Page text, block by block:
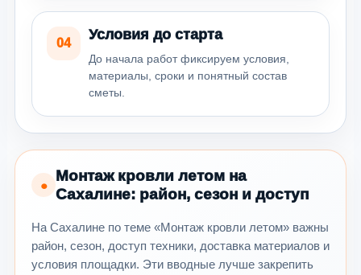
04
Условия до старта
До начала работ фиксируем условия,
материалы, сроки и понятный состав
сметы.
●
Монтаж кровли летом на
Сахалине: район, сезон и доступ
На Сахалине по теме «Монтаж кровли летом» важны
район, сезон, доступ техники, доставка материалов и
условия площадки. Эти вводные лучше закрепить